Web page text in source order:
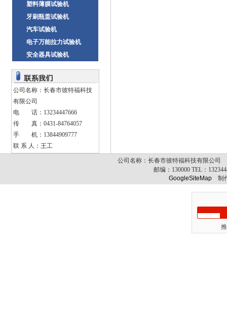
塑料薄膜试验机
牙刷瓶盖试验机
汽车试验机
电子万能拉力试验机
安全器具试验机
公司名称：长春市彼特福科技
有限公司
电 话：13234447666
传 真：0431-84764057
手 机：13844909777
联 系 人：王工
公司名称：长春市彼特福科技有限公司
邮编： 130000 TEL：
GoogleSiteMap 制